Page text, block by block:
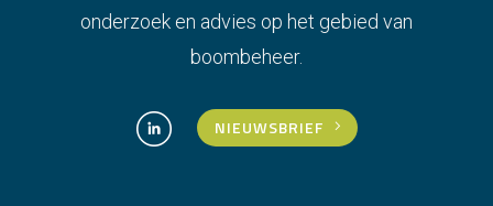
onderzoek en advies op het gebied van
boombeheer.
NIEUWSBRIEF